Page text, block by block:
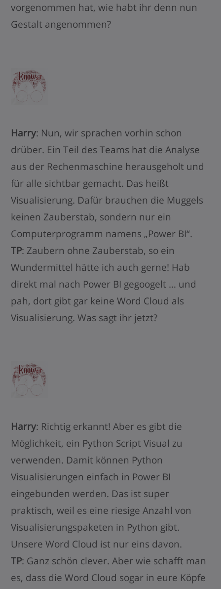
vorgenommen hat, wie habt ihr denn nun
Gestalt angenommen?
Harry: Nun, wir sprachen vorhin schon
drüber. Ein Teil des Teams hat die Analyse
aus der Rechenmaschine herausgeholt und
für alle sichtbar gemacht. Das heißt
Visualisierung. Dafür brauchen die Muggels
keinen Zauberstab, sondern nur ein
Computerprogramm namens „Power BI“.
TP: Zaubern ohne Zauberstab, so ein
Wundermittel hätte ich auch gerne! Hab
direkt mal nach Power BI gegoogelt … und
pah, dort gibt gar keine Word Cloud als
Visualisierung. Was sagt ihr jetzt?
Harry: Richtig erkannt! Aber es gibt die
Möglichkeit, ein Python Script Visual zu
verwenden. Damit können Python
Visualisierungen einfach in Power BI
eingebunden werden. Das ist super
praktisch, weil es eine riesige Anzahl von
Visualisierungspaketen in Python gibt.
Unsere Word Cloud ist nur eins davon.
TP: Ganz schön clever. Aber wie schafft man
es, dass die Word Cloud sogar in eure Köpfe